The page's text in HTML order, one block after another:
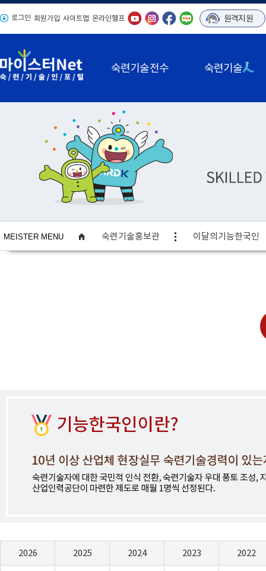
로그인 회원가입 사이트맵 온라인헬프 원격지원
숙련기술전수 숙련기술
MEISTER MENU 숙련기술홍보관 이달의기능한국인
사이트맵
2026 2025 2024 2023 2022